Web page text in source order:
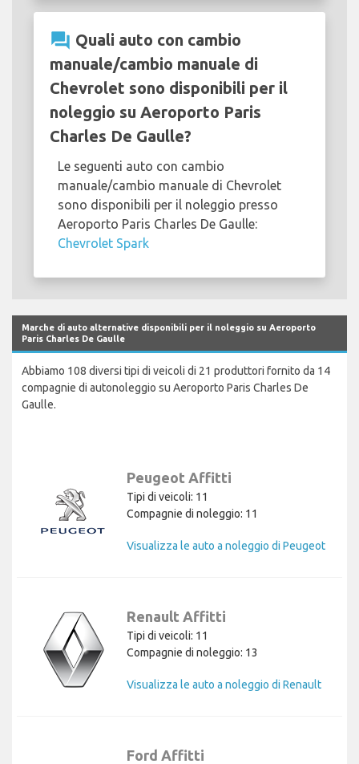
question_answer Quali auto con cambio
manuale/cambio manuale di
Chevrolet sono disponibili per il
noleggio su Aeroporto Paris
Charles De Gaulle?
Le seguenti auto con cambio
manuale/cambio manuale di Chevrolet
sono disponibili per il noleggio presso
Aeroporto Paris Charles De Gaulle:
Chevrolet Spark
Marche di auto alternative disponibili per il noleggio su Aeroporto
Paris Charles De Gaulle
Abbiamo 108 diversi tipi di veicoli di 21 produttori fornito da 14
compagnie di autonoleggio su Aeroporto Paris Charles De
Gaulle.
Peugeot Affitti
Tipi di veicoli: 11
Compagnie di noleggio: 11
Visualizza le auto a noleggio di Peugeot
Renault Affitti
Tipi di veicoli: 11
Compagnie di noleggio: 13
Visualizza le auto a noleggio di Renault
Ford Affitti